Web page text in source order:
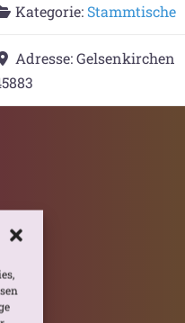
Kategorie: Stammtische
Adresse:Gelsenkirchen